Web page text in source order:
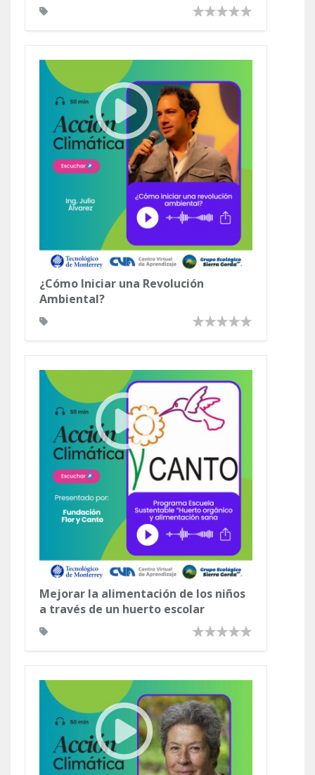
¿Cómo Iniciar una Revolución
Ambiental?
Mejorar la alimentación de los niños
a través de un huerto escolar